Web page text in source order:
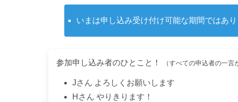
いまは申し込み受け付け可能な期間ではあ
参加申し込み者のひとこと！ （すべての申込者の一
Jさん よろしくお願いします
H さん やりきります！